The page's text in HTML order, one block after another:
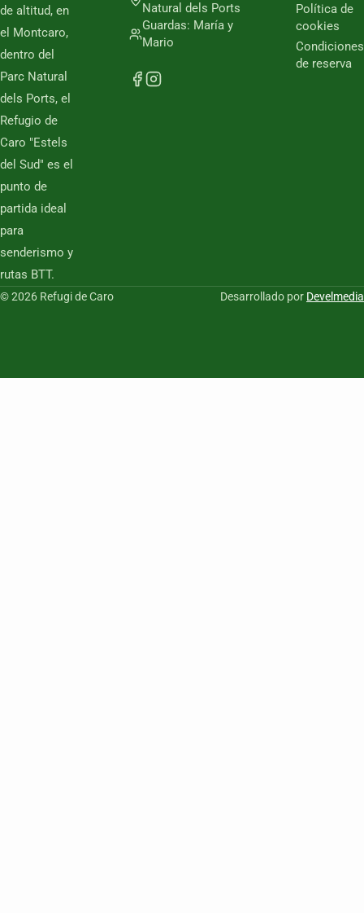
de altitud, en
el Montcaro,
dentro del
Parc Natural
dels Ports, el
Refugio de
Caro "Estels
del Sud" es el
punto de
partida ideal
para
senderismo y
rutas BTT.
Natural dels Ports
Guardas: María y
Mario
Política de
cookies
Condiciones
de reserva
© 2026 Refugi de Caro Desarrollado por Develmedia